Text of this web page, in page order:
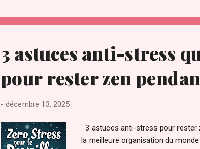
3 astuces anti-stress
pour rester zen
- décembre 13, 2025
3 astuces anti-stress pour rester
la meilleure organisation du